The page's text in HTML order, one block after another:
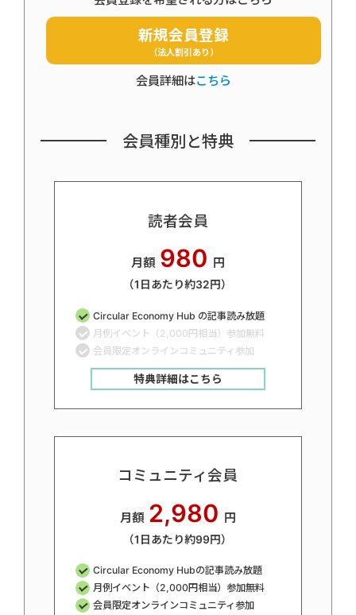
新規会員登録
（法人割引あり）
会員詳細はこちら
会員種別と特典
読者会員
月額 980 円
（1日あたり約32円）
Circular Economy Hub の記事読み放題
月例イベント（2,000円相当）参加無料
会員限定オンラインコミュニティ参加
特典詳細はこちら
コミュニティ会員
月額 2,980 円
（1日あたり約99円）
Circular Economy Hubの記事読み放題
月例イベント（2,000円相当）参加無料
会員限定オンラインコミュニティ参加